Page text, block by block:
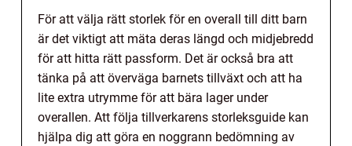
För att välja rätt storlek för en overall till ditt barn
är det viktigt att mäta deras längd och midjebredd
för att hitta rätt passform. Det är också bra att
tänka på att överväga barnets tillväxt och att ha
lite extra utrymme för att bära lager under
overallen. Att följa tillverkarens storleksguide kan
hjälpa dig att göra en noggrann bedömning av